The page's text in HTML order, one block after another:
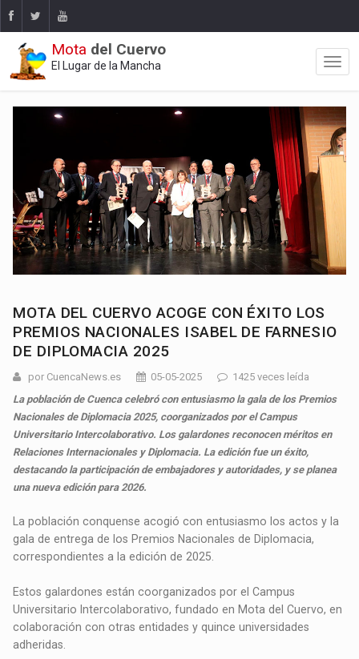
Mota del Cuervo
El Lugar de la Mancha
MOTA DEL CUERVO ACOGE CON ÉXITO LOS
PREMIOS NACIONALES ISABEL DE FARNESIO
DE DIPLOMACIA 2025
por CuencaNews.es 05-05-2025
1425 veces leída
La población de Cuenca celebró con entusiasmo la gala de los Premios
Nacionales de Diplomacia 2025, coorganizados por el Campus
Universitario Intercolaborativo. Los galardones reconocen méritos en
Relaciones Internacionales y Diplomacia. La edición fue un éxito,
destacando la participación de embajadores y autoridades, y se planea
una nueva edición para 2026.
La población conquense acogió con entusiasmo los actos y la
gala de entrega de los Premios Nacionales de Diplomacia,
correspondientes a la edición de 2025.
Estos galardones están coorganizados por el Campus
Universitario Intercolaborativo, fundado en Mota del Cuervo, en
colaboración con otras entidades y quince universidades
adheridas.